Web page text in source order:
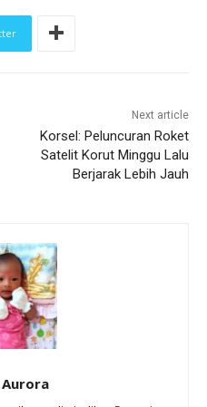
Next article
Korsel: Peluncuran Roket
Satelit Korut Minggu Lalu
Berjarak Lebih Jauh
Aurora